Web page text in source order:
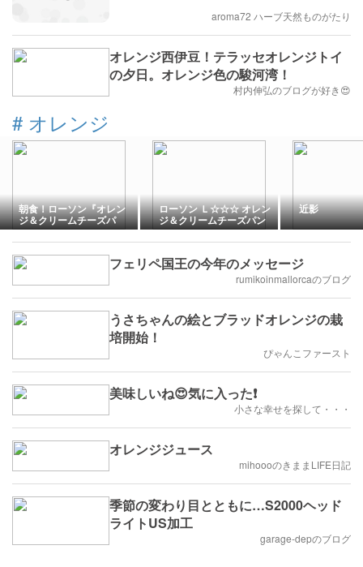
aroma72 ハーブ天然ものがたり
オレンジ西伊豆！テラッセオレンジトイ
の夕日。オレンジ色の駿河湾！
村内伸弘のブログが好き😍
# オレンジ
朝食！ローソン『オレン
ジ＆クリームチーズパ
ン』を食べてみた！
ローソン Ｌ☆☆☆ オレン
ジ＆クリームチーズパン
近影
フェリペ国王の今年のメッセージ
rumikoinmallorcaのブログ
うさちゃんの絵とブラッドオレンジの栽
培開始！
ぴゃんこファースト
美味しいね😍気に入った❗
小さな幸せを探して・・・
オレンジジュース
mihoooのきままLIFE日記
季節の変わり目とともに…S2000ヘッド
ライトUS加工
garage-depのブログ